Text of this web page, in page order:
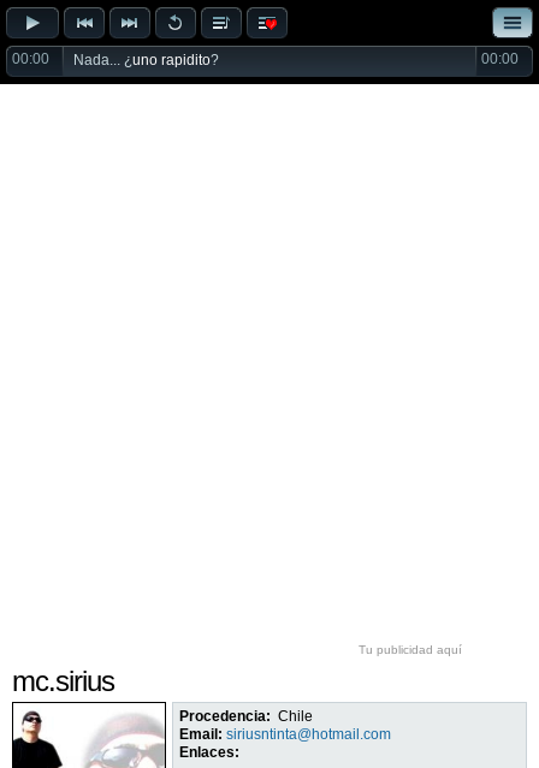
00:00 Nada... ¿uno rapidito? 00:00
Tu publicidad aquí
mc.sirius
Procedencia: Chile
Email: siriusntinta@hotmail.com
Enlaces: